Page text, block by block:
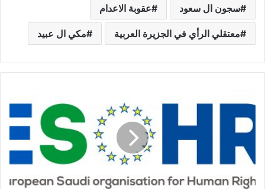
سجون ال سعود عقوبة الاعدام
معتقلي الرأي في الجزيرة العربية مكي ال عبيد